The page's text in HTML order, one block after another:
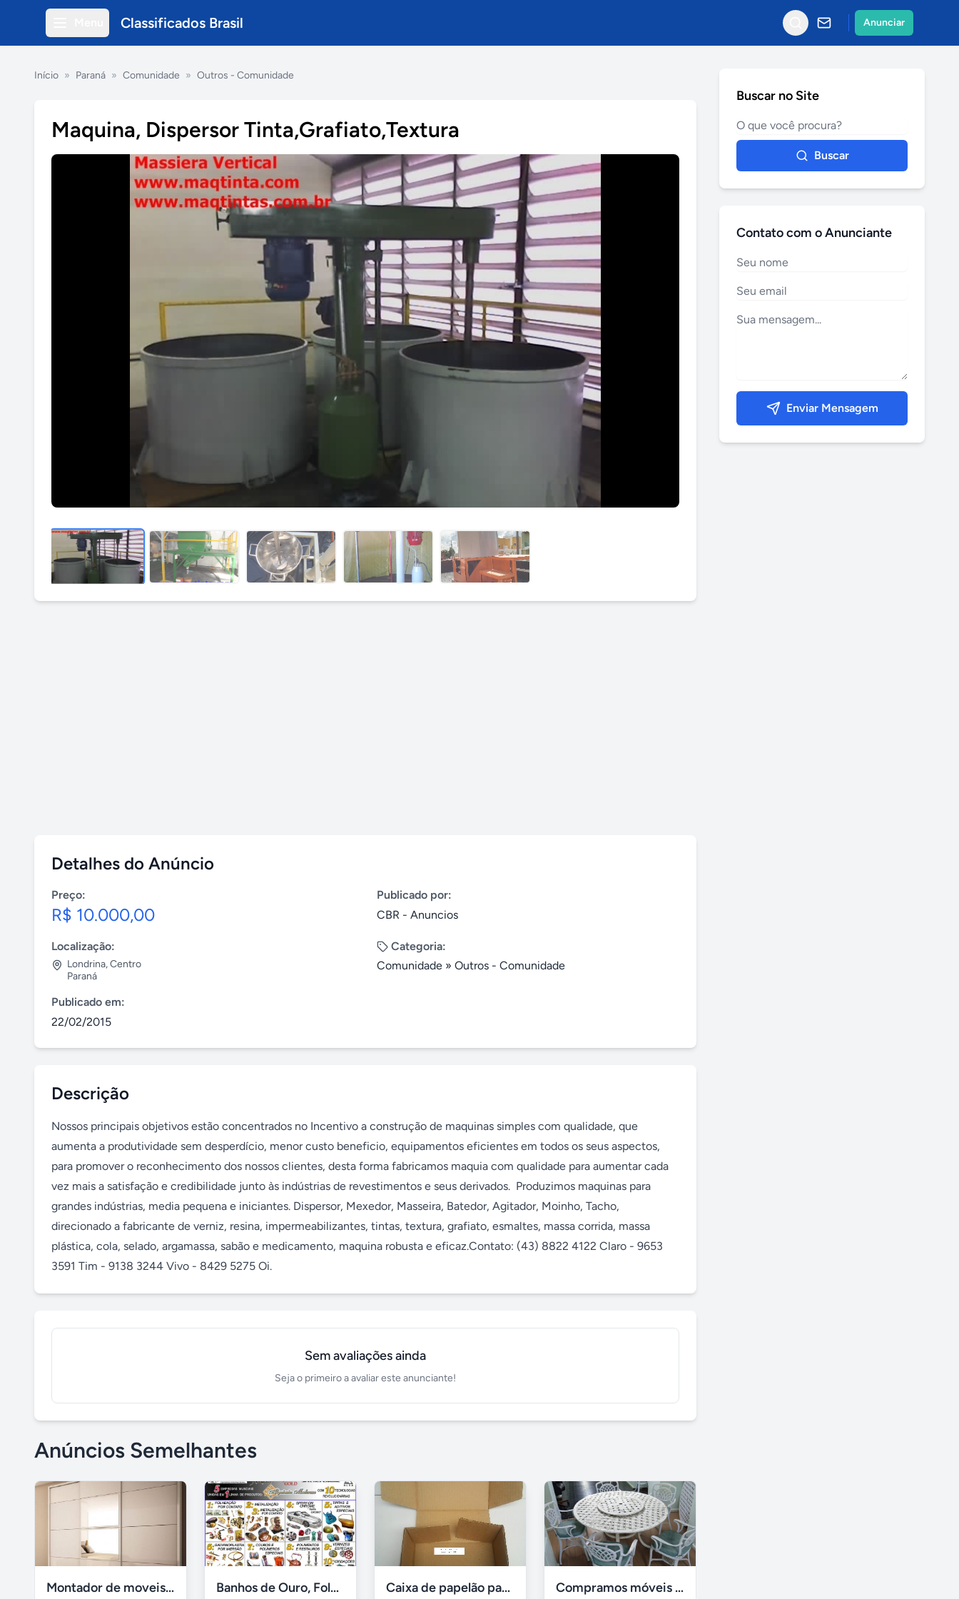
Classificados Brasil Anunciar
Início » Paraná » Comunidade » Outros - Comunidade
Maquina, Dispersor Tinta,Grafiato,Textura
Detalhes do Anúncio
Preço:
R$ 10.000,00
Publicado por:
CBR - Anuncios
Localização:
Londrina,Centro
Paraná
Categoria:
Comunidade » Outros - Comunidade
Publicado em:
22/02/2015
Descrição
Nossos principais objetivos estão concentrados no Incentivo a construção de maquinas simples com qualidade, que
aumenta a produtividade sem desperdício, menor custo beneficio, equipamentos eficientes em todos os seus aspectos,
para promover o reconhecimento dos nossos clientes, desta forma fabricamos maquia com qualidade para aumentar cada
vez mais a satisfação e credibilidade junto às indústrias de revestimentos e seus derivados.  Produzimos maquinas para
grandes indústrias, media pequena e iniciantes. Dispersor, Mexedor, Masseira, Batedor, Agitador, Moinho, Tacho,
direcionado a fabricante de verniz, resina, impermeabilizantes, tintas, textura, grafiato, esmaltes, massa corrida, massa
plástica, cola, selado, argamassa, sabão e medicamento, maquina robusta e eficaz.Contato: (43) 8822 4122 Claro - 9653
3591 Tim - 9138 3244 Vivo - 8429 5275 Oi.
Sem avaliações ainda
Seja o primeiro a avaliar este anunciante!
Anúncios Semelhantes
Montador de moveis zona sul moema, vila mariana Banhos de Ouro, Folheação Portátil, Metalização e mais! Caixa de papelão para sedex Compramos móveis usados
Buscar no Site
Buscar
Contato com o Anunciante
Enviar Mensagem